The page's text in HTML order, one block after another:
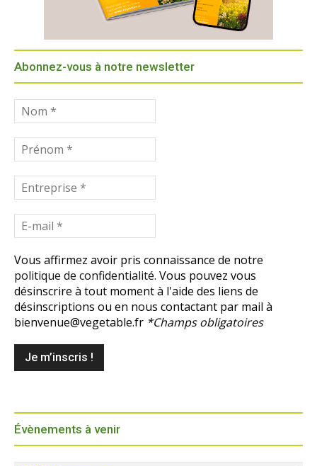
Abonnez-vous à notre newsletter
Vous affirmez avoir pris connaissance de notre
politique de confidentialité. Vous pouvez vous
désinscrire à tout moment à l'aide des liens de
désinscriptions ou en nous contactant par mail à
bienvenue@vegetable.fr *Champs obligatoires
Évènements à venir